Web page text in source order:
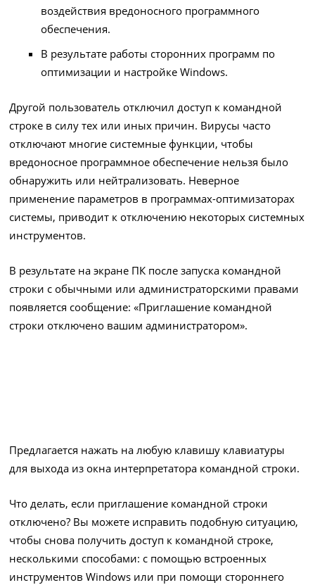
воздействия вредоносного программного
обеспечения.
В результате работы сторонних программ по
оптимизации и настройке Windows.
Другой пользователь отключил доступ к командной
строке в силу тех или иных причин. Вирусы часто
отключают многие системные функции, чтобы
вредоносное программное обеспечение нельзя было
обнаружить или нейтрализовать. Неверное
применение параметров в программах-оптимизаторах
системы, приводит к отключению некоторых системных
инструментов.
В результате на экране ПК после запуска командной
строки с обычными или администраторскими правами
появляется сообщение: «Приглашение командной
строки отключено вашим администратором».
Предлагается нажать на любую клавишу клавиатуры
для выхода из окна интерпретатора командной строки.
Что делать, если приглашение командной строки
отключено? Вы можете исправить подобную ситуацию,
чтобы снова получить доступ к командной строке,
несколькими способами: с помощью встроенных
инструментов Windows или при помощи стороннего